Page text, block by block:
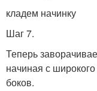
кладем начинку
Шаг 7.
Теперь
начиная с
боков.